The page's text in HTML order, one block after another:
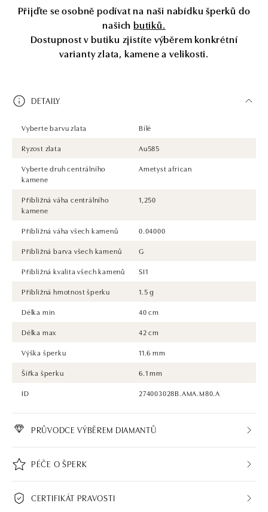
Přijďte se osobně podívat na naši nabídku šperků do
našich butiků.
Dostupnost v butiku zjistíte výběrem konkrétní
varianty zlata, kamene a velikosti.
DETAILY
Vyberte barvu zlata
Bílé
Ryzost zlata
Au585
Vyberte druh centrálního
kamene
Ametyst african
Přibližná váha centrálního
kamene
1,250
Přibližná váha všech kamenů
0.04000
Přibližná barva všech kamenů
G
Přibližná kvalita všech kamenů
SI1
Přibližná hmotnost šperku
1.5 g
Délka min
40 cm
Délka max
42 cm
Výška šperku
11.6 mm
Šířka šperku
6.1 mm
ID
274003028B.AMA.M80.A
PRŮVODCE VÝBĚREM DIAMANTŮ
PÉČE O ŠPERK
CERTIFIKÁT PRAVOSTI